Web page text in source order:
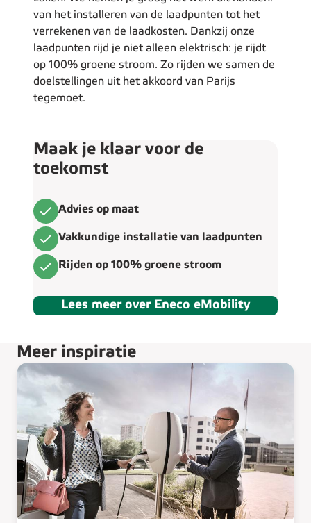
van het installeren van de laadpunten tot het
verrekenen van de laadkosten. Dankzij onze
laadpunten rijd je niet alleen elektrisch: je rijdt
op 100% groene stroom. Zo rijden we samen de
doelstellingen uit het akkoord van Parijs
tegemoet.
Maak je klaar voor de
toekomst
Advies op maat
Vakkundige installatie van laadpunten
Rijden op 100% groene stroom
Lees meer over Eneco eMobility
Meer inspiratie